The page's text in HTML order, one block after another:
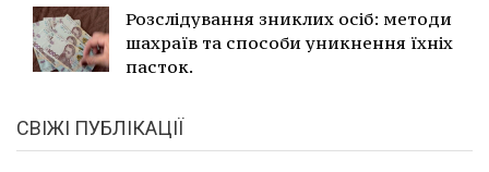
Розслідування зниклих осіб: методи
шахраїв та способи уникнення їхніх
пасток.
СВІЖІ ПУБЛІКАЦІЇ